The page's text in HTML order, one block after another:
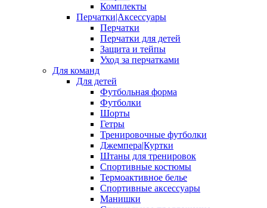
Комплекты
Перчатки|Аксессуары
Перчатки
Перчатки для детей
Защита и тейпы
Уход за перчатками
Для команд
Для детей
Футбольная форма
Футболки
Шорты
Гетры
Тренировочные футболки
Джемпера|Куртки
Штаны для тренировок
Спортивные костюмы
Термоактивное белье
Спортивные аксессуары
Манишки